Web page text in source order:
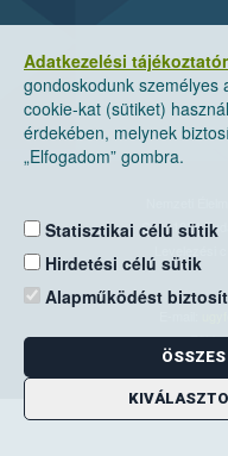
Adatkezelési
gondoskodunk személyes
cookie-kat (sütiket)
érdekében, melynek
„Elfogadom” gombra.
Statisztikai célú sütik
Hirdetési célú sütik
Alapműködést
Cím: 1024
Zöld